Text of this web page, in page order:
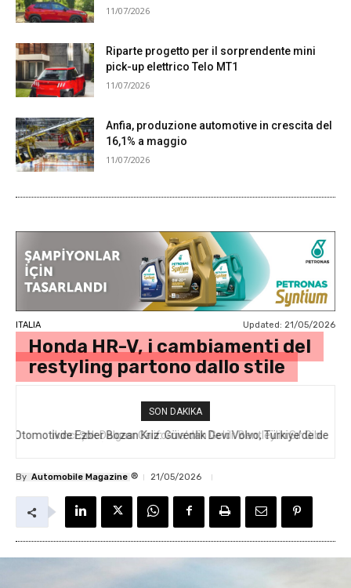
11/07/2026
Riparte progetto per il sorprendente mini
pick-up elettrico Telo MT1
11/07/2026
Anfia, produzione automotive in crescita del
16,1% a maggio
11/07/2026